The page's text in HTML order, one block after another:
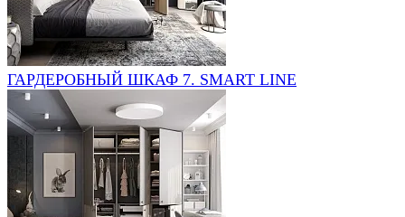
ГАРДЕРОБНЫЙ ШКАФ 7. SMART LINE